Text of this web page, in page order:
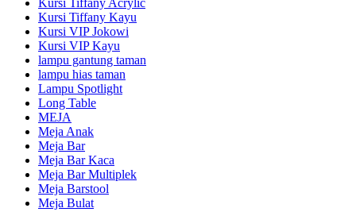
Kursi Tiffany Acrylic
Kursi Tiffany Kayu
Kursi VIP Jokowi
Kursi VIP Kayu
lampu gantung taman
lampu hias taman
Lampu Spotlight
Long Table
MEJA
Meja Anak
Meja Bar
Meja Bar Kaca
Meja Bar Multiplek
Meja Barstool
Meja Bulat